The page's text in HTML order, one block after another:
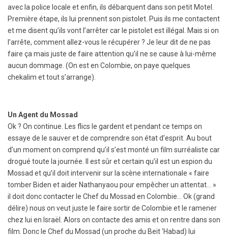
avec la police locale et enfin, ils débarquent dans son petit Motel.
Première étape, ils lui prennent son pistolet. Puis ils me contactent
et me disent qu’ils vont l’arrêter car le pistolet est illégal. Mais si on
l’arrête, comment allez-vous le récupérer ? Je leur dit de ne pas
faire ça mais juste de faire attention qu’il ne se cause à lui-même
aucun dommage. (On est en Colombie, on paye quelques
chekalim et tout s’arrange).
Un Agent du Mossad
Ok ? On continue. Les flics le gardent et pendant ce temps on
essaye de le sauver et de comprendre son état d’esprit. Au bout
d’un moment on comprend qu’il s’est monté un film surréaliste car
drogué toute la journée. Il est sûr et certain qu’il est un espion du
Mossad et qu’il doit intervenir sur la scène internationale « faire
tomber Biden et aider Nathanyaou pour empêcher un attentat… »
il doit donc contacter le Chef du Mossad en Colombie… Ok (grand
délire) nous on veut juste le faire sortir de Colombie et le ramener
chez lui en Israël. Alors on contacte des amis et on rentre dans son
film. Donc le Chef du Mossad (un proche du Beit ‘Habad) lui